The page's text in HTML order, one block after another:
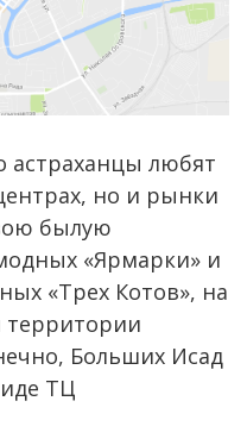
астраханцы любят
но и рынки
былую
«Ярмарки» и
«Трех Котов», на
территории
Больших Исад
ТЦ